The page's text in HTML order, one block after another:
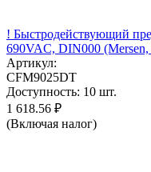
! Быстродействующий
690VAC, DIN000 (Mersen,
Артикул:
CFM9025DT
Доступность: 10 шт.
1 618.56 ₽
(Включая налог)